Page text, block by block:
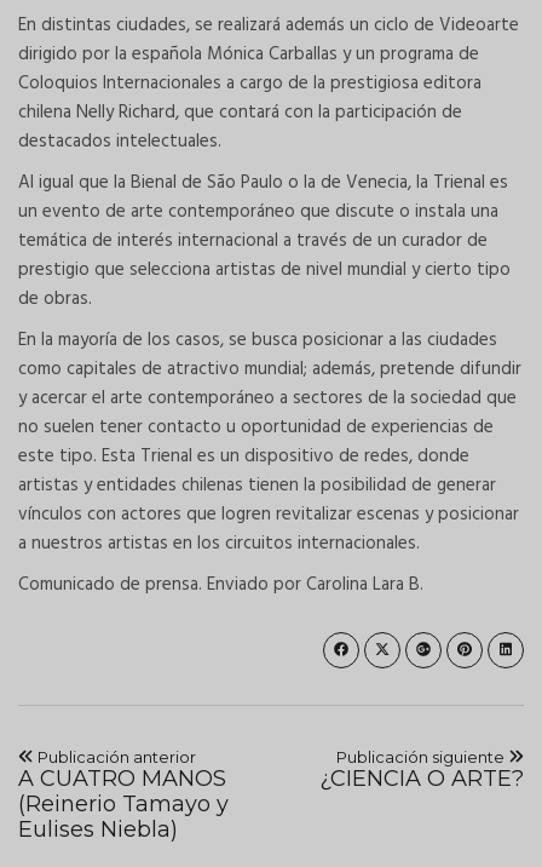
En distintas ciudades, se realizará además un ciclo de Videoarte
dirigido por la española Mónica Carballas y un programa de
Coloquios Internacionales a cargo de la prestigiosa editora
chilena Nelly Richard, que contará con la participación de
destacados intelectuales.
Al igual que la Bienal de São Paulo o la de Venecia, la Trienal es
un evento de arte contemporáneo que discute o instala una
temática de interés internacional a través de un curador de
prestigio que selecciona artistas de nivel mundial y cierto tipo
de obras.
En la mayoría de los casos, se busca posicionar a las ciudades
como capitales de atractivo mundial; además, pretende difundir
y acercar el arte contemporáneo a sectores de la sociedad que
no suelen tener contacto u oportunidad de experiencias de
este tipo. Esta Trienal es un dispositivo de redes, donde
artistas y entidades chilenas tienen la posibilidad de generar
vínculos con actores que logren revitalizar escenas y posicionar
a nuestros artistas en los circuitos internacionales.
Comunicado de prensa. Enviado por Carolina Lara B.
Publicación anterior
A CUATRO MANOS
(Reinerio Tamayo y
Eulises Niebla)
Publicación siguiente
¿CIENCIA O ARTE?